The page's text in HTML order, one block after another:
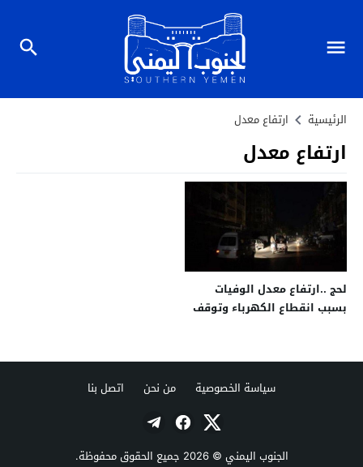
الرئيسية ارتفاع معدل
ارتفاع معدل
لحج ..ارتفاع معدل الوفيات
بسبب انقطاع الكهرباء وتوقف
سياسة الخصوصية من نحن اتصل بنا
الجنوب اليمني © 2026 جميع الحقوق محفوظة.